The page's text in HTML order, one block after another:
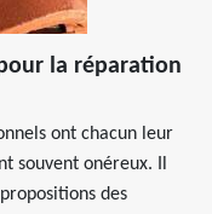
la réparation
ont chacun leur
souvent onéreux. Il
des